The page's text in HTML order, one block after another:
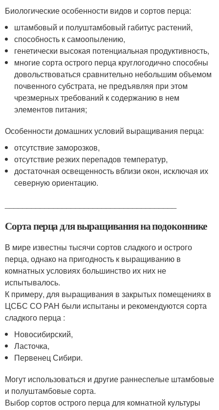
Биологические особенности видов и сортов перца:
штамбовый и полуштамбовый габитус растений,
способность к самоопылению,
генетически высокая потенциальная продуктивность,
многие сорта острого перца круглогодично способны
довольствоваться сравнительно небольшим объемом
почвенного субстрата, не предъявляя при этом
чрезмерных требований к содержанию в нем
элементов питания;
Особенности домашних условий выращивания перца:
отсутствие заморозков,
отсутствие резких перепадов температур,
достаточная освещенность вблизи окон, исключая их
северную ориентацию.
Сорта перца для выращивания на подоконнике
В мире известны тысячи сортов сладкого и острого
перца, однако на пригодность к выращиванию в
комнатных условиях большинство их них не
испытывалось.
К примеру, для выращивания в закрытых помещениях в
ЦСБС СО РАН были испытаны и рекомендуются сорта
сладкого перца :
Новосибирский,
Ласточка,
Первенец Сибири.
Могут использоваться и другие раннеспелые штамбовые
и полуштамбовые сорта.
Выбор сортов острого перца для комнатной культуры